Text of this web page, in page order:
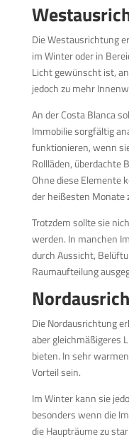
Die Westausrichtung
im Winter oder in
Licht gewünscht ist,
jedoch zu mehr
An der Costa Blanca
Immobilie sorgfältig
funktionieren, wenn
Rollläden, überdachte
Ohne diese Elemente
der heißesten Monate
Trotzdem sollte sie
werden. In manchen
durch Aussicht,
Raumaufteilung
Die Nordausrichtung
aber gleichmäßigeres
bieten. In sehr
Vorteil sein.
Im Winter kann sie
besonders wenn die
die Haupträume zu